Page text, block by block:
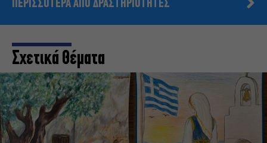
ΠΕΡΙΣΣΟΤΕΡΑ ΑΠΟ ΔΡΑΣΤΗΡΙΟΤΗΤΕΣ
Σχετικά Θέματα